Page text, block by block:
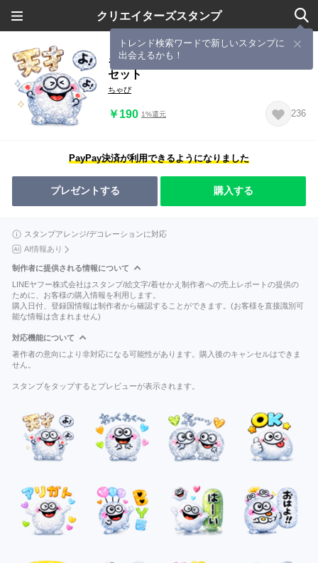
クリエイターズスタンプ
トレンド検索ワードで新しいスタンプに
出会えるかも！
キラキラ輝くモンスター♡毎日使える
セット
ちゃぴ
￥190 1%還元 236
PayPay決済が利用できるようになりました
プレゼントする 購入する
スタンプアレンジ/デコレーションに対応
AI情報あり
制作者に提供される情報について
LINEヤフー株式会社はスタンプ/絵文字/着せかえ制作者への売上レポートの提供の
ために、お客様の購入情報を利用します。
購入日付、登録国情報は制作者から確認することができます。(お客様を直接識別可
能な情報は含まれません)
対応機能について
著作者の意向により非対応になる可能性があります。購入後のキャンセルはできま
せん。
スタンプをタップするとプレビューが表示されます。